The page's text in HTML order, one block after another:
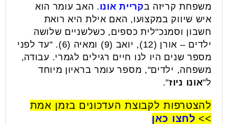
משפחת קריזה בקריית אונו. האב עומר הוא
איש שיווק במקצועו, האם אילת היא רואת
חשבון וסמנכ"לית כספים, כשלשניים שלושה
ילדים – אורן (12), יואב (9) ומאיה (6). "עד לפני
מספר שנים היו לנו חיים רגילים לגמרי. עבודה,
משפחה, ילדים", מספר עומר בראיון מיוחד
ל"אונו ניוז".
להצטרפות לקבוצת העדכונים בזמן אמת
>> לחצו כאן